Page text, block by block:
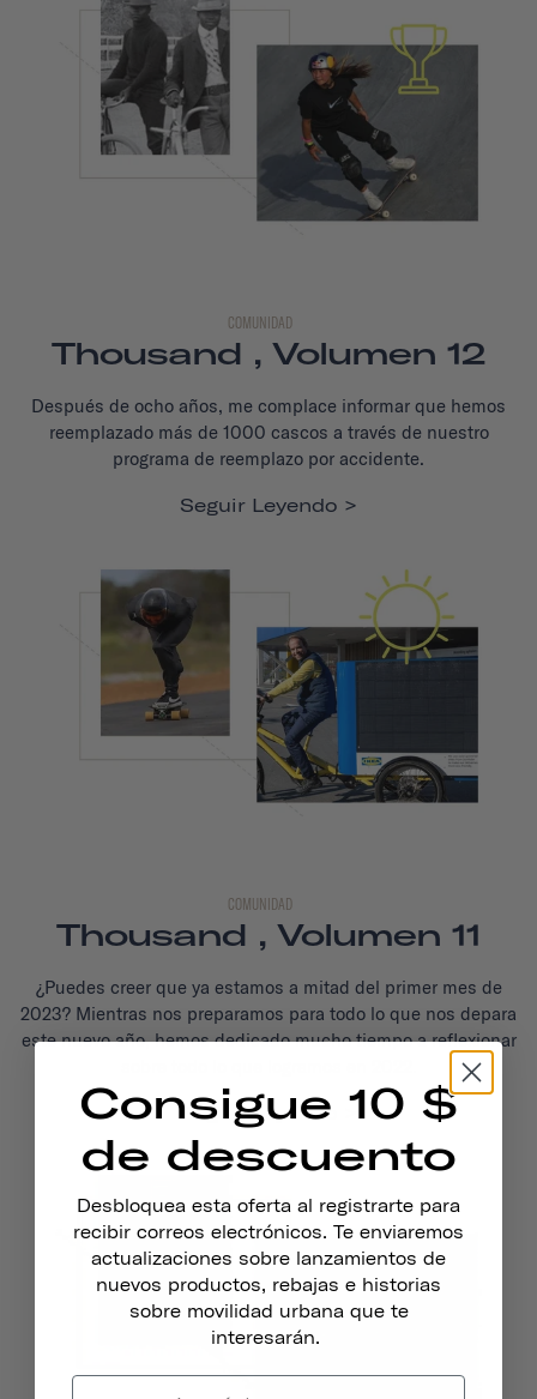
COMUNIDAD
Thousand , Volumen 12
Después de ocho años, me complace informar que hemos
reemplazado más de 1000 cascos a través de nuestro
programa de reemplazo por accidente.
Seguir Leyendo
COMUNIDAD
Thousand , Volumen 11
¿Puedes creer que ya estamos a mitad del primer mes de
2023? Mientras nos preparamos para todo lo que nos depara
este nuevo año, hemos dedicado mucho tiempo a reflexionar
Seguir Leyendo
Consigue 10 $
de descuento
Desbloquea esta oferta al registrarte para
recibir correos electrónicos. Te enviaremos
actualizaciones sobre lanzamientos de
nuevos productos, rebajas e historias
sobre movilidad urbana que te
interesarán.